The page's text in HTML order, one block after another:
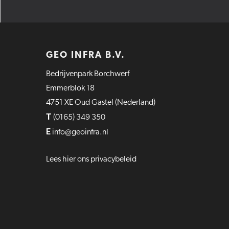
GEO INFRA B.V.
Bedrijvenpark Borchwerf
Emmerblok 18
4751 XE Oud Gastel (Nederland)
T (0165) 349 350
E info@geoinfra.nl
Lees hier ons privacybeleid